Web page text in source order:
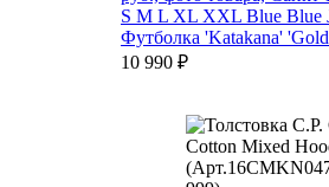
S M L XL XXL Blue Blue
Футболка 'Katakana'
10 990 ₽